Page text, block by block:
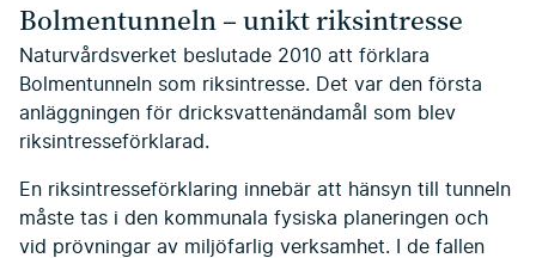
Bolmentunneln – unikt riksintresse
Naturvårdsverket beslutade 2010 att förklara
Bolmentunneln som riksintresse. Det var den första
anläggningen för dricksvattenändamål som blev
riksintresseförklarad.
En riksintresseförklaring innebär att hänsyn till tunneln
måste tas i den kommunala fysiska planeringen och
vid prövningar av miljöfarlig verksamhet. I de fallen